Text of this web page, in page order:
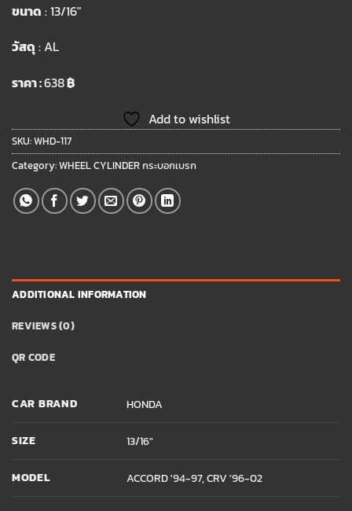
ขนาด : 13/16″
วัสดุ : AL
ราคา :638฿
Add to wishlist
SKU:WHD-117
Category:WHEEL CYLINDER กระบอกเบรก
ADDITIONAL INFORMATION
REVIEWS (0)
QR CODE
CAR BRAND HONDA
SIZE 13/16"
MODEL ACCORD '94-97, CRV '96-02